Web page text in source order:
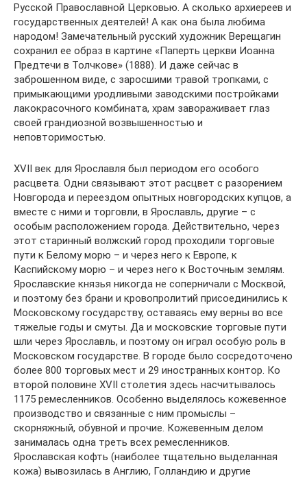
Русской Православной Церковью. А сколько архиереев и
государственных деятелей! А как она была любима
народом! Замечательный русский художник Верещагин
сохранил ее образ в картине «Паперть церкви Иоанна
Предтечи в Толчкове» (1888). И даже сейчас в
заброшенном виде, с заросшими травой тропками, с
примыкающими уродливыми заводскими постройками
лакокрасочного комбината, храм завораживает глаз
своей грандиозной возвышенностью и
неповторимостью.
XVII век для Ярославля был периодом его особого
расцвета. Одни связывают этот расцвет с разорением
Новгорода и переездом опытных новгородских купцов, а
вместе с ними и торговли, в Ярославль, другие – с
особым расположением города. Действительно, через
этот старинный волжский город проходили торговые
пути к Белому морю – и через него к Европе, к
Каспийскому морю – и через него к Восточным землям.
Ярославские князья никогда не соперничали с Москвой,
и поэтому без брани и кровопролитий присоединились к
Московскому государству, оставаясь ему верны во все
тяжелые годы и смуты. Да и московские торговые пути
шли через Ярославль, и поэтому он играл особую роль в
Московском государстве. В городе было сосредоточено
более 800 торговых мест и 29 иностранных контор. Ко
второй половине XVII столетия здесь насчитывалось
1175 ремесленников. Особенно выделялось кожевенное
производство и связанные с ним промыслы –
скорняжный, обувной и прочие. Кожевенным делом
занималась одна треть всех ремесленников.
Ярославская кофть (наиболее тщательно выделанная
кожа) вывозилась в Англию, Голландию и другие